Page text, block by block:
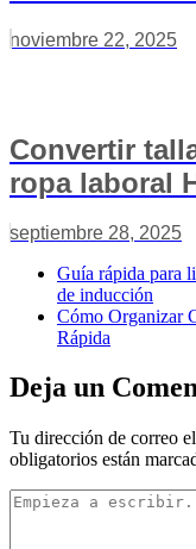
noviembre 22, 2025
Convertir
ropa laboral
septiembre 28, 2025
Guía rápida para
de inducción
Cómo Organizar
Rápida
Deja un
Tu dirección de correo
obligatorios están